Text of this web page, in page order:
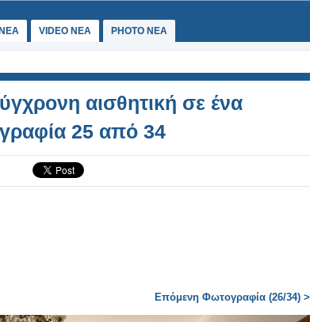
ΝΕΑ VIDEO NEA PHOTO NEA
αισθητική σε ένα
25 από 34
Επόμενη Φωτογραφία (26/34) >